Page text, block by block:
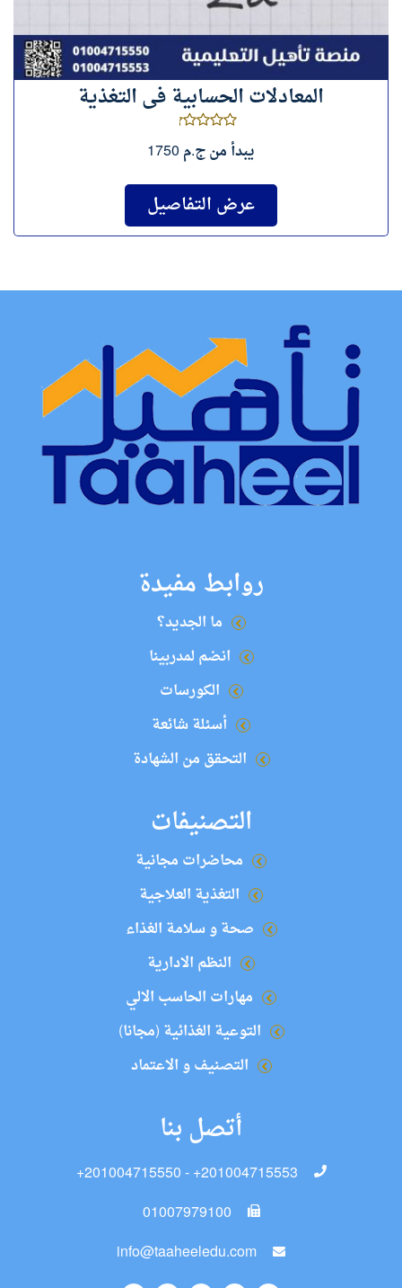
المعادلات الحسابية فى التغذية
يبدأ منج.م 1750
عرض التفاصيل
روابط مفيدة
ما الجديد؟
انضم لمدربينا
الكورسات
أسئلة شائعة
التحقق من الشهادة
التصنيفات
محاضرات مجانية
التغذية العلاجية
صحة و سلامة الغذاء
النظم الادارية
مهارات الحاسب الالي
التوعية الغذائية (مجانا)
التصنيف و الاعتماد
أتصل بنا
+201004715550 - +201004715553
01007979100
info@taaheeledu.com